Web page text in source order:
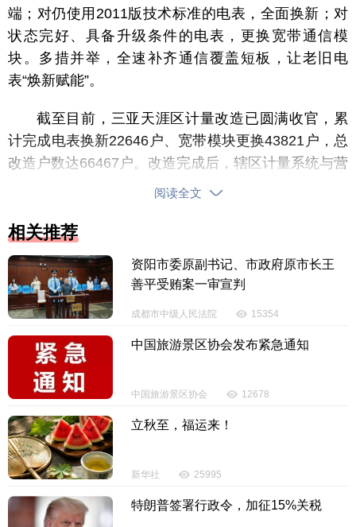
端；对仍使用2011版技术标准的电表，全面换新；对
状态完好、具备升级条件的电表，更换宽带通信模
块。多措并举，全速补齐通信覆盖短板，让老旧电
表“焕新赋能”。
截至目前，三亚天涯区计量改造已圆满收官，累
计完成电表换新22646户、宽带模块更换43821户，总
改造户数达66467户。改造完成后，辖区计量系统与营
销系统数据无缝对接、精准匹配，实现数据高频、实
能发现的停电故障，如今后台系统可主动感知，
报修就能上门处置。传输速率显著提升，故障复电成
功率大幅提高，用电投诉和故障报修工单量明显下
降，民生用电满意度持续攀升。
智能计量升级，不仅是电网设备的“焕新蝶变”，更
是民生福祉的“提质升级”，让市民与商户真切感受到智
慧用电带来的高效与便捷。“现在不小心欠费了，手机
上缴完费马上就能复电，再也不用等人工处理了！”天
涯区市民王先生笑着点赞。众多商户也表示，故障报
修后复电速度更快，用电安全提醒更及时，供电服务
更有温度、更具质感。
依托新一代智能计量装置，三亚供电局实现了电
阅读全文
相关推荐
资阳市委原副书记、市政府原市长王
善平受贿案一审宣判
成都市中级人民法院 15354
中国旅游景区协会发布紧急通知
中国旅游景区协会 12678
立秋至，福运来！
新华社 25995
特朗普签署行政令，加征15%关税